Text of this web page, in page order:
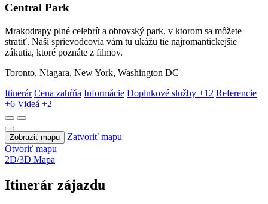
Central Park
Mrakodrapy plné celebrít a obrovský park, v ktorom sa môžete
stratiť. Naši sprievodcovia vám tu ukážu tie najromantickejšie
zákutia, ktoré poznáte z filmov.
Toronto, Niagara, New York, Washington DC
Itinerár Cena zahŕňa Informácie Doplnkové služby +12 Referencie
+6 Videá +2
Zobraziť mapu
Zatvoriť mapu
Otvoriť mapu
2D/3D Mapa
Itinerár zájazdu